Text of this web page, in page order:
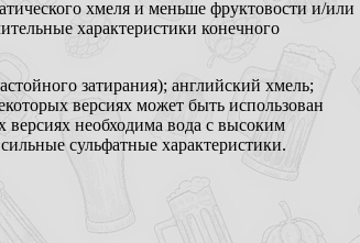
хмеля и меньше фруктовости и/или
характеристики конечного
затирания); английский хмель;
версиях может быть использован
необходима вода с высоким
сульфатные характеристики.